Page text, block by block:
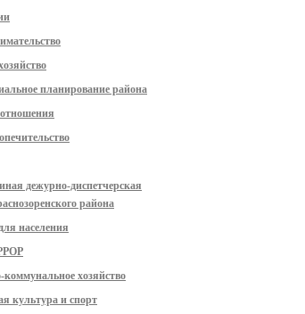
планирование района
дежурно-диспетчерская
района
населения
хозяйство
культура и спорт